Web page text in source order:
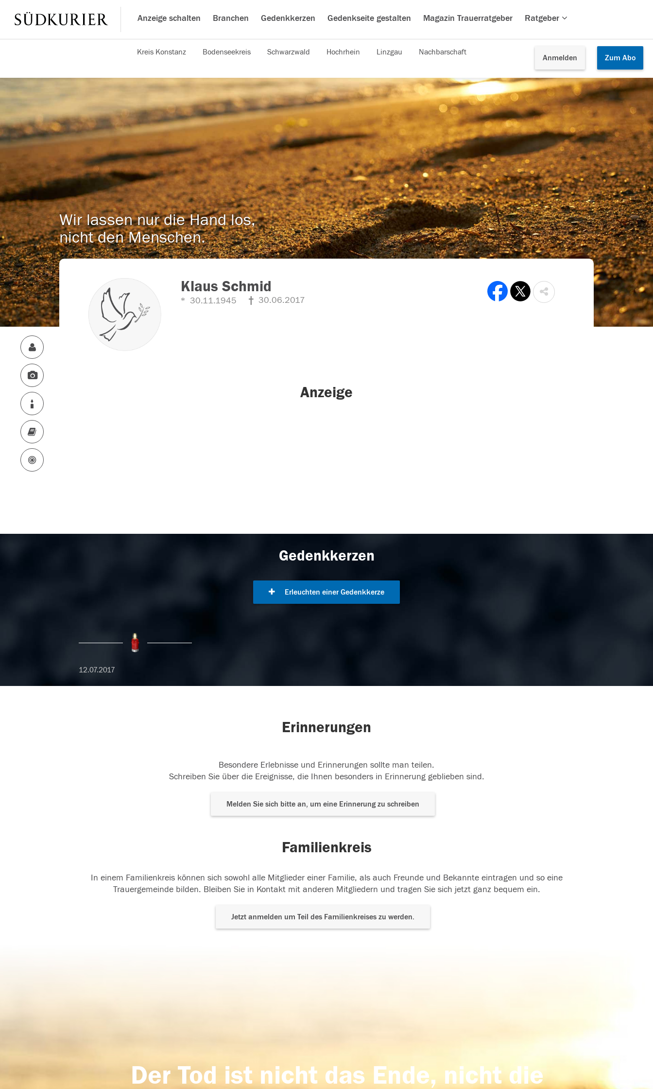
Anzeige schalten Branchen Gedenkkerzen Gedenkseite gestalten Magazin Trauerratgeber Ratgeber
Anmelden Zum Abo
Kreis Konstanz Bodenseekreis Schwarzwald Hochrhein Linzgau Nachbarschaft
Wir lassen nur die Hand los,
nicht den Menschen.
Klaus Schmid
30.11.1945 30.06.2017
Anzeige
Gedenkkerzen
Erleuchten einer Gedenkkerze
12.07.2017
Erinnerungen
Besondere Erlebnisse und Erinnerungen sollte man teilen.
Schreiben Sie über die Ereignisse, die Ihnen besonders in Erinnerung geblieben sind.
Melden Sie sich bitte an, um eine Erinnerung zu schreiben
Familienkreis
In einem Familienkreis können sich sowohl alle Mitglieder einer Familie, als auch Freunde und Bekannte eintragen und so eine
Trauergemeinde bilden. Bleiben Sie in Kontakt mit anderen Mitgliedern und tragen Sie sich jetzt ganz bequem ein.
Jetzt anmelden um Teil des Familienkreises zu werden.
Der Tod ist nicht das Ende, nicht die